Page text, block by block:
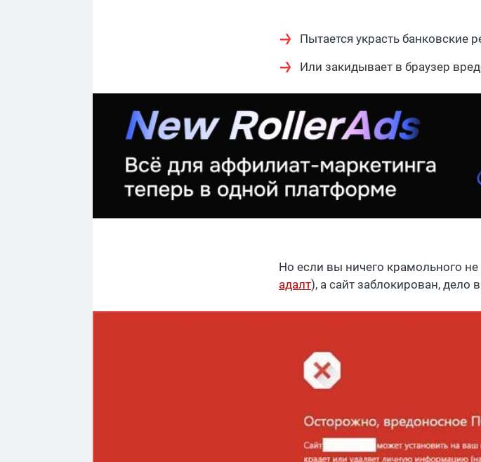
Пытается украсть банковские
Или закидывает в браузер
Но если вы ничего крамольного
адалт), а сайт заблокирован, дело